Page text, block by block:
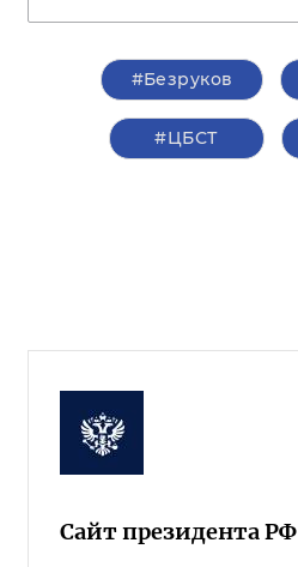
#Безруков
#ЦБСТ
Сайт президента РФ